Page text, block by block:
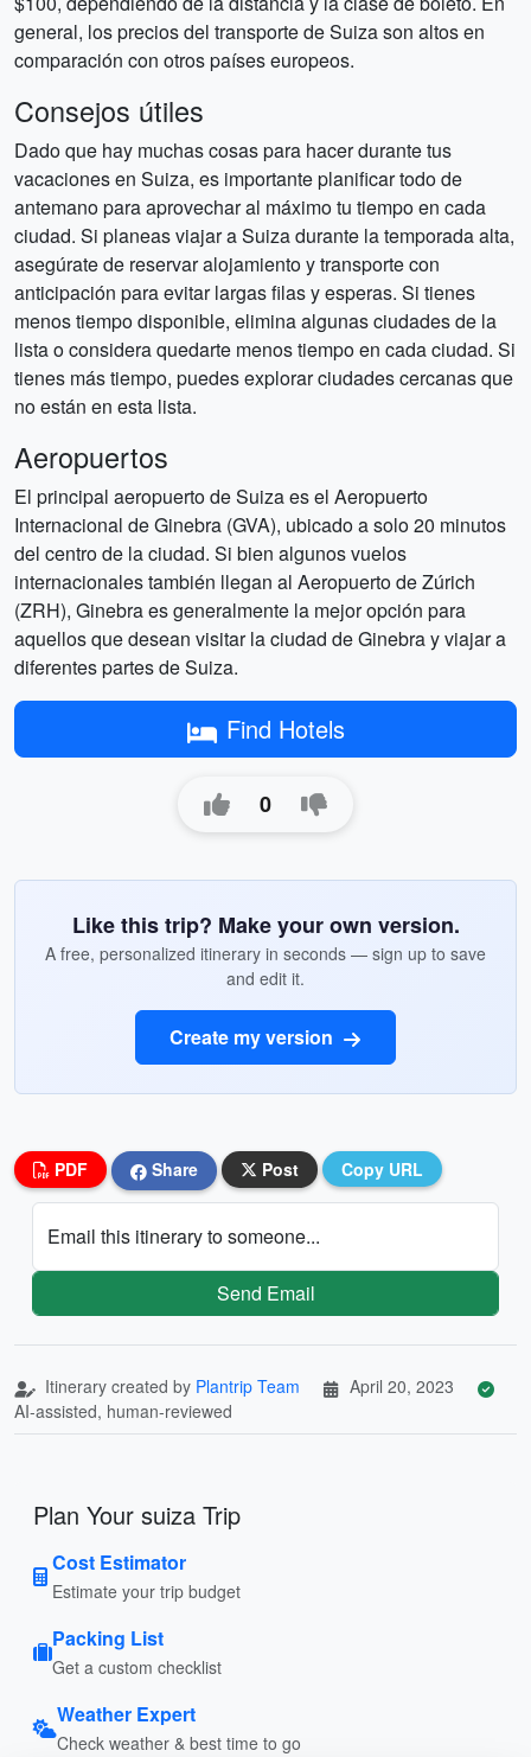
general, los precios del transporte de Suiza son altos en
comparación con otros países europeos.
Consejos útiles
Dado que hay muchas cosas para hacer durante tus
vacaciones en Suiza, es importante planificar todo de
antemano para aprovechar al máximo tu tiempo en cada
ciudad. Si planeas viajar a Suiza durante la temporada alta,
asegúrate de reservar alojamiento y transporte con
anticipación para evitar largas filas y esperas. Si tienes
menos tiempo disponible, elimina algunas ciudades de la
lista o considera quedarte menos tiempo en cada ciudad. Si
tienes más tiempo, puedes explorar ciudades cercanas que
no están en esta lista.
Aeropuertos
El principal aeropuerto de Suiza es el Aeropuerto
Internacional de Ginebra (GVA), ubicado a solo 20 minutos
del centro de la ciudad. Si bien algunos vuelos
internacionales también llegan al Aeropuerto de Zúrich
(ZRH), Ginebra es generalmente la mejor opción para
aquellos que desean visitar la ciudad de Ginebra y viajar a
diferentes partes de Suiza.
Find Hotels
0
Like this trip? Make your own version.
A free, personalized itinerary in seconds — sign up to save
and edit it.
Create my version
PDF Share Post Copy URL
Email this itinerary to someone...
Send Email
Itinerary created by Plantrip Team
April 20, 2023
AI-assisted, human-reviewed
Plan Your suiza Trip
Cost Estimator
Estimate your trip budget
Packing List
Get a custom checklist
Weather Expert
Check weather & best time to go